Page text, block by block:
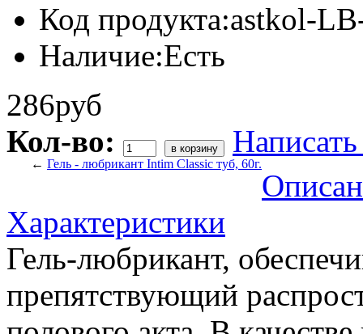
Код продукта:astkol-
Наличие:Есть
286руб
Кол-во:
← Гель - любрикант Intim Classic туб, 60г.
Характеристики
Гель-любрикант,
препятствующий